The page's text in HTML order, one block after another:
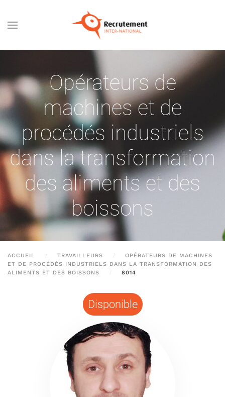
Passer au contenu principal
Opérateurs de
machines et de
procédés industriels
dans la transformation
des aliments et des
boissons
ACCUEIL TRAVAILLEURS
OPÉRATEURS DE MACHINES
ET DE PROCÉDÉS INDUSTRIELS DANS LA TRANSFORMATION DES
ALIMENTS ET DES BOISSONS
8014
Disponible